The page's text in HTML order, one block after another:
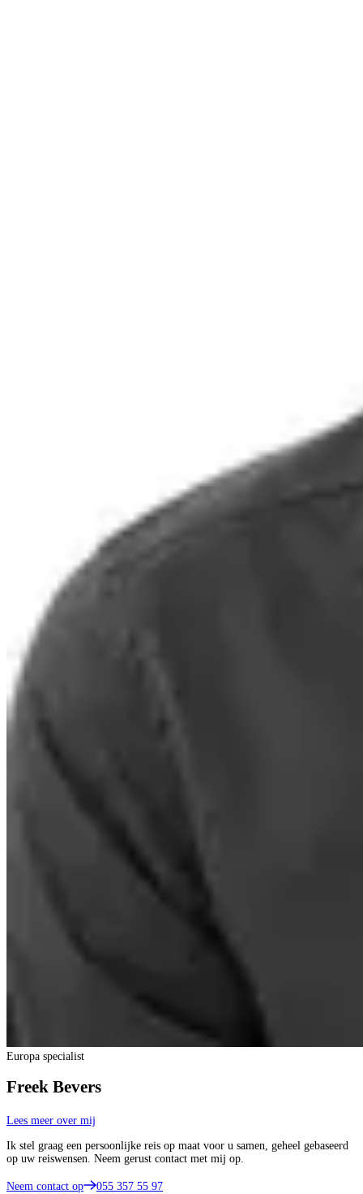
Europa specialist
Freek Bevers
Lees meer over mij
Ik stel graag een persoonlijke reis op maat voor u samen, geheel gebaseerd
op uw reiswensen. Neem gerust contact met mij op.
Neem contact op 055 357 55 97